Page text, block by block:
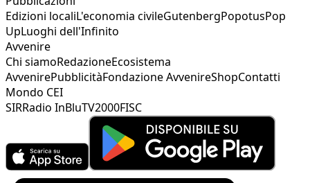
Edizioni localiL'economia civileGutenbergPopotusPop
UpLuoghi dell'Infinito
Avvenire
Chi siamoRedazioneEcosistema
AvvenirePubblicitàFondazione AvvenireShopContatti
Mondo CEI
SIRRadio InBluTV2000FISC